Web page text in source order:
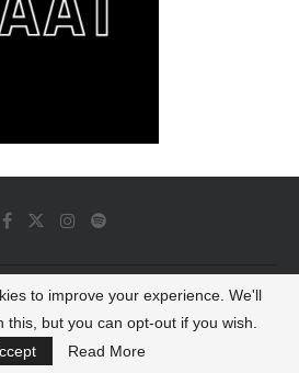
Dash All Rights Reserved
BACK TO TOP
to improve your experience. We'll
this, but you can opt-out if you wish.
Read More